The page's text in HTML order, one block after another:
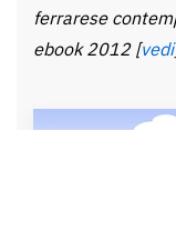
ferrarese
ebook 2012 [vedi